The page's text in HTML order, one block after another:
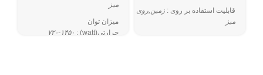
قابلیت استفاده بر روی : زمین,روی
میز
میز
میزان توان
حرارتی(watt)
: ۷۲۰-۱۴۵۰